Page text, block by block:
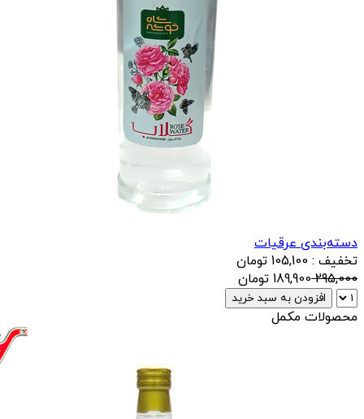
دسته‌بندی عرقیات
تخفیف : 105,100 تومان
295,000
189,900 تومان
افزودن به سبد خرید
محصولات مکمل